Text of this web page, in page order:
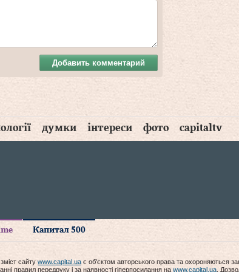
Добавить комментарий
думки інтереси фото capitaltv
Капитал 500
сайту www.capital.ua є об'єктом авторського права та охороняються
правил передруку і за наявності гіперпосилання на www.capital.ua .